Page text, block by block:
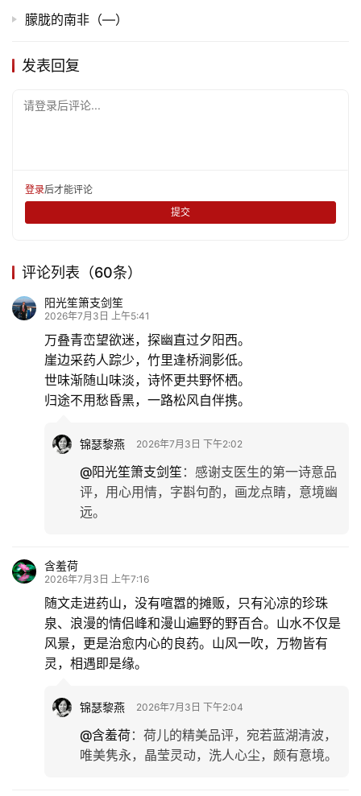
登录 注册
朦胧的南非（—）
发表回复
请登录后评论...
登录后才能评论
提交
评论列表（60条）
阳光笙箫支剑笙
2026年7月3日 上午5:41
万叠青峦望欲迷，探幽直过夕阳西。
崖边采药人踪少，竹里逢桥涧影低。
世味渐随山味淡，诗怀更共野怀栖。
归途不用愁昏黑，一路松风自伴携。
锦瑟黎燕 2026年7月3日 下午2:02
@阳光笙箫支剑笙 ： 感谢支医生的第一诗意品
评，用心用情，字斟句酌，画龙点睛，意境幽
远。
含羞荷
2026年7月3日 上午7:16
随文走进药山，没有喧嚣的摊贩，只有沁凉的珍珠
泉、浪漫的情侣峰和漫山遍野的野百合。山水不仅是
风景，更是治愈内心的良药。山风一吹，万物皆有
灵，相遇即是缘。
锦瑟黎燕 2026年7月3日 下午2:04
@含羞荷： 荷儿的精美品评，宛若蓝湖清波，
唯美隽永，晶莹灵动，洗人心尘，颇有意境。